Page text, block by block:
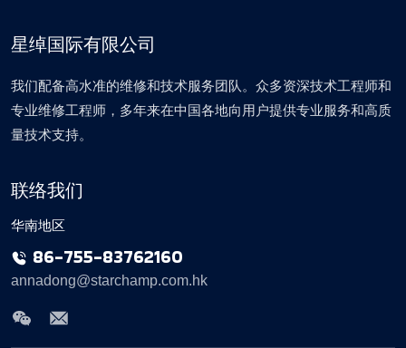
星绰国际有限公司
我们配备高水准的维修和技术服务团队。众多资深技术工程师和
专业维修工程师，多年来在中国各地向用户提供专业服务和高质
量技术支持。
联络我们
华南地区
86-755-83762160
annadong@starchamp.com.hk